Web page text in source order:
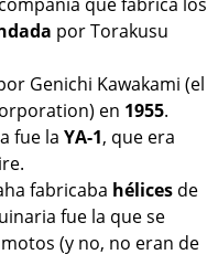
por Torakusu
Genichi Kawakami (el
en 1955.
fue la YA-1, que era
fabricaba hélices de
fue la que se
(y no, no eran de